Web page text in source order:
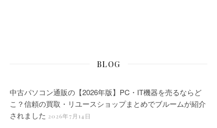
BLOG
中古パソコン通販の【2026年版】PC・IT機器を売るならど
こ？信頼の買取・リユースショップまとめでブルームが紹介
されました 2026年7月14日